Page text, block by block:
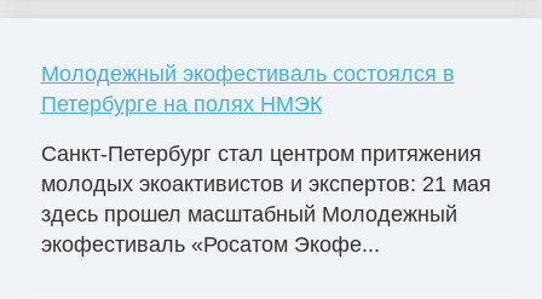
Молодежный экофестиваль состоялся в
Петербурге на полях НМЭК
Санкт-Петербург стал центром притяжения
молодых экоактивистов и экспертов: 21 мая
здесь прошел масштабный Молодежный
экофестиваль «Росатом Экофе...